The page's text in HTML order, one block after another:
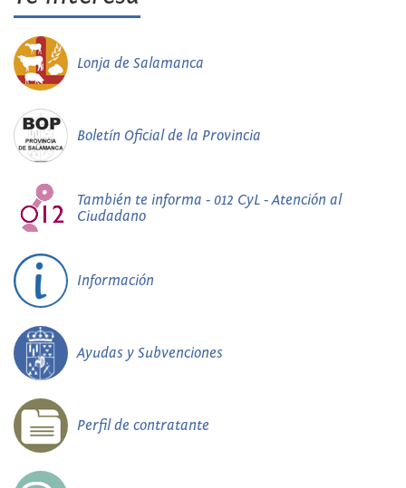
Lonja de Salamanca
Boletín Oficial de la Provincia
También te informa - 012 CyL - Atención al
Ciudadano
Información
Ayudas y Subvenciones
Perfil de contratante